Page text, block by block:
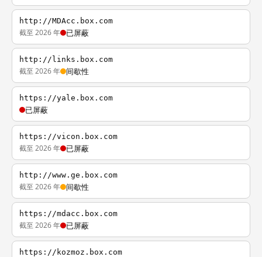
http://MDAcc.box.com
截至 2026 年 已屏蔽
http://links.box.com
截至 2026 年 间歇性
https://yale.box.com
已屏蔽
https://vicon.box.com
截至 2026 年 已屏蔽
http://www.ge.box.com
截至 2026 年 间歇性
https://mdacc.box.com
截至 2026 年 已屏蔽
https://kozmoz.box.com